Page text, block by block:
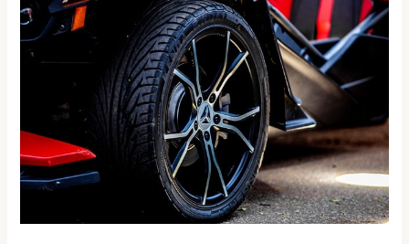
toekomst
van
auto-
evenementen:
Reality
en
digitale